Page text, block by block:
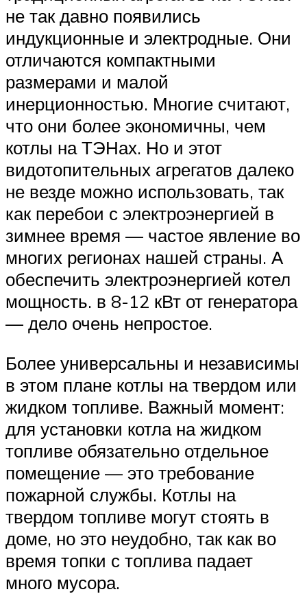
не так давно появились
индукционные и электродные. Они
отличаются компактными
размерами и малой
инерционностью. Многие считают,
что они более экономичны, чем
котлы на ТЭНах. Но и этот
видотопительных агрегатов далеко
не везде можно использовать, так
как перебои с электроэнергией в
зимнее время — частое явление во
многих регионах нашей страны. А
обеспечить электроэнергией котел
мощность. в 8-12 кВт от генератора
— дело очень непростое.
Более универсальны и независимы
в этом плане котлы на твердом или
жидком топливе. Важный момент:
для установки котла на жидком
топливе обязательно отдельное
помещение — это требование
пожарной службы. Котлы на
твердом топливе могут стоять в
доме, но это неудобно, так как во
время топки с топлива падает
много мусора.